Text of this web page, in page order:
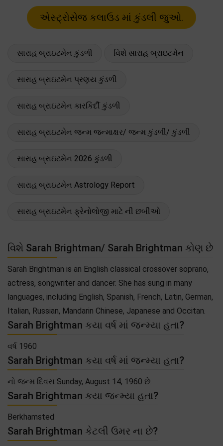
સારાહ બ્રાઇટમેન કુંડળી વિશે સારાહ બ્રાઇટમેન
સારાહ બ્રાઇટમેન પ્રણય કુંડળી
સારાહ બ્રાઇટમેન કારકિર્દી કુંડળી
સારાહ બ્રાઇટમેન જન્મ જન્માક્ષર/ જન્મ કુંડળી/ કુંડળી
સારાહ બ્રાઇટમેન 2026 કુંડળી
સારાહ બ્રાઇટમેન Astrology Report
સારાહ બ્રાઇટમેન ફ્રેનોલોજી માટે ની છબીઓ
વિશે Sarah Brightman/ Sarah Brightman કોણ છે
Sarah Brightman is an English classical crossover soprano,
actress, songwriter and dancer. She has sung in many
languages, including English, Spanish, French, Latin, German,
Italian, Russian, Mandarin Chinese, Japanese and Occitan.
Sarah Brightman કયા વર્ષ માં જન્મ્યા હતા?
વર્ષ 1960
Sarah Brightman કયા વર્ષ માં જન્મ્યા હતા?
નો જન્મ દિવસ Sunday, August 14, 1960 છે.
Sarah Brightman કયા જન્મ્યા હતા?
Berkhamsted
Sarah Brightman કેટલી ઉમર ના છે?